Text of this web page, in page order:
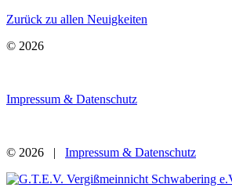
Zurück zu allen Neuigkeiten
© 2026
Impressum & Datenschutz
© 2026 | Impressum & Datenschutz